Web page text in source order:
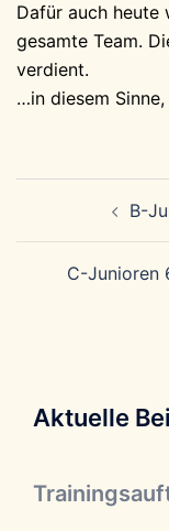
Dafür auch heute
gesamte Team.
verdient.
…in diesem
B-
C-Junioren
Aktuelle